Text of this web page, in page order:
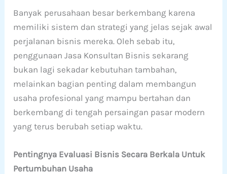
Banyak perusahaan besar berkembang karena
memiliki sistem dan strategi yang jelas sejak awal
perjalanan bisnis mereka. Oleh sebab itu,
penggunaan Jasa Konsultan Bisnis sekarang
bukan lagi sekadar kebutuhan tambahan,
melainkan bagian penting dalam membangun
usaha profesional yang mampu bertahan dan
berkembang di tengah persaingan pasar modern
yang terus berubah setiap waktu.
Pentingnya Evaluasi Bisnis Secara Berkala Untuk
Pertumbuhan Usaha